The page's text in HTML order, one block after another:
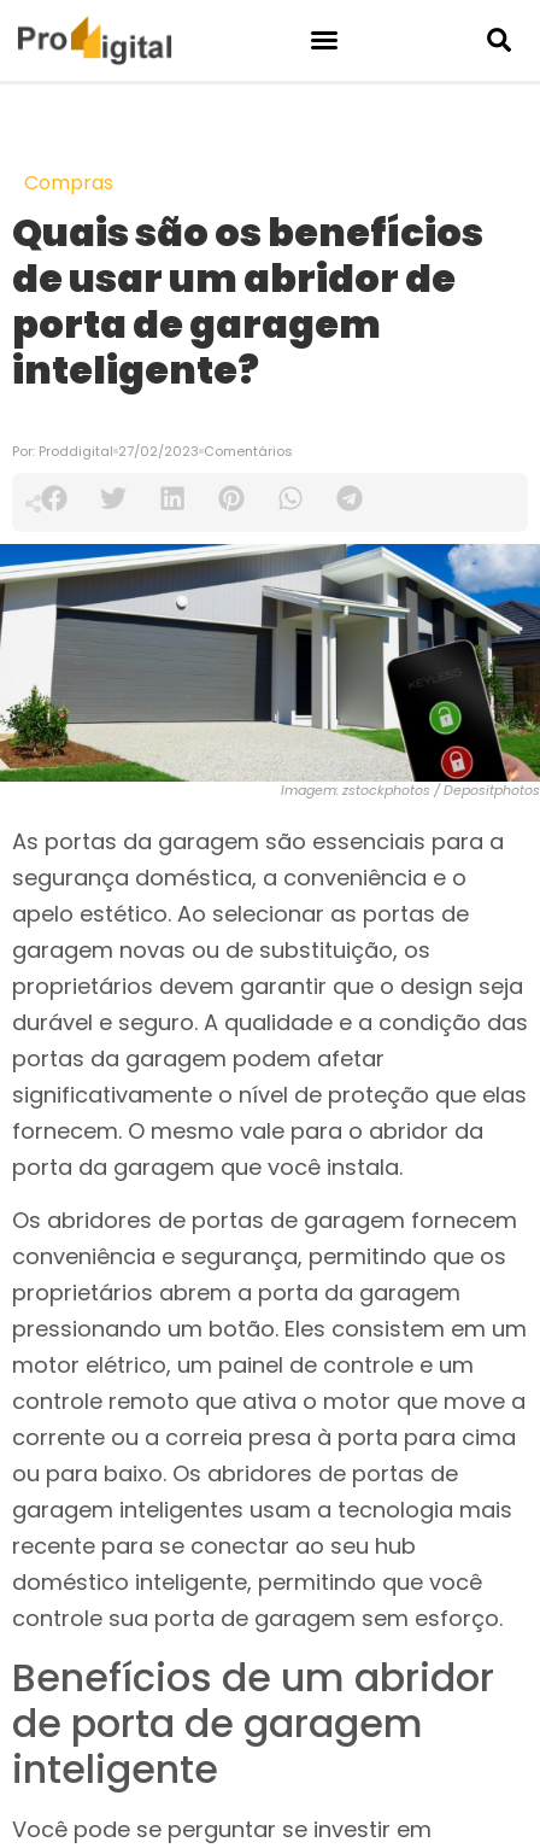
Compras
Quais são os benefícios
de usar um abridor de
porta de garagem
inteligente?
Por: Proddigital 27/02/2023 Comentários
Imagem: zstockphotos / Depositphotos
As portas da garagem são essenciais para a
segurança doméstica, a conveniência e o
apelo estético. Ao selecionar as portas de
garagem novas ou de substituição, os
proprietários devem garantir que o design seja
durável e seguro. A qualidade e a condição das
portas da garagem podem afetar
significativamente o nível de proteção que elas
fornecem. O mesmo vale para o abridor da
porta da garagem que você instala.
Os abridores de portas de garagem fornecem
conveniência e segurança, permitindo que os
proprietários abrem a porta da garagem
pressionando um botão. Eles consistem em um
motor elétrico, um painel de controle e um
controle remoto que ativa o motor que move a
corrente ou a correia presa à porta para cima
ou para baixo. Os abridores de portas de
garagem inteligentes usam a tecnologia mais
recente para se conectar ao seu hub
doméstico inteligente, permitindo que você
controle sua porta de garagem sem esforço.
Benefícios de um abridor
de porta de garagem
inteligente
Você pode se perguntar se investir em